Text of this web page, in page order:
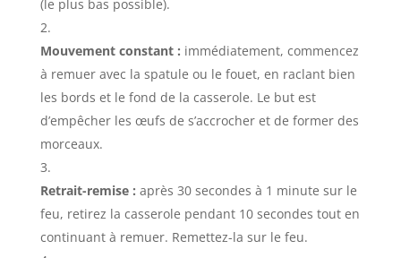
(le plus bas possible).
Mouvement constant : immédiatement, commencez
à remuer avec la spatule ou le fouet, en raclant bien
les bords et le fond de la casserole. Le but est
d’empêcher les œufs de s’accrocher et de former des
morceaux.
Retrait-remise : après 30secondes à 1 minute sur le
feu, retirez la casserole pendant 10secondes tout en
continuant à remuer. Remettez-la sur le feu.